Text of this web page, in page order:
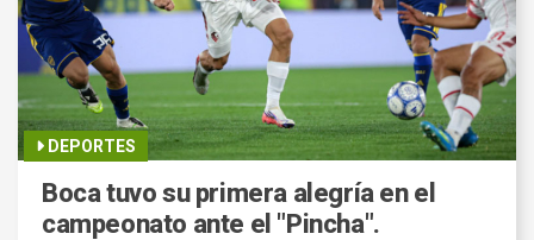
DEPORTES
Boca tuvo su primera alegría en el
campeonato ante el "Pincha".